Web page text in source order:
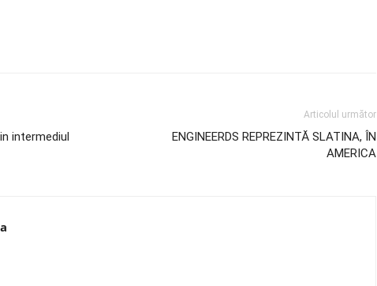
intermediul
Articolul următor
ENGINEERDS REPREZINTĂ SLATINA, ÎN
AMERICA